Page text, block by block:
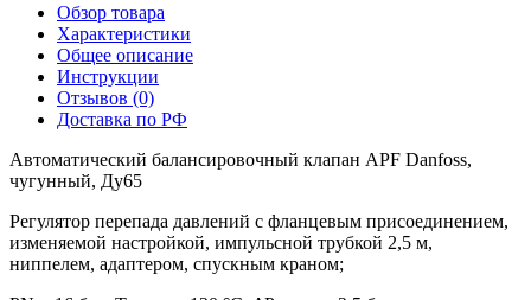
Обзор товара
Характеристики
Общее описание
Инструкции
Отзывов (0)
Доставка по РФ
Автоматический балансировочный клапан APF Danfoss,
чугунный, Ду65
Регулятор перепада давлений с фланцевым присоединением,
изменяемой настройкой, импульсной трубкой 2,5 м,
ниппелем, адаптером, спускным краном;